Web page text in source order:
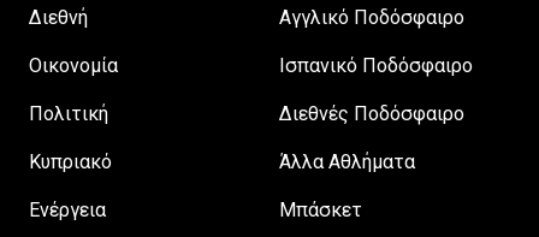
Διεθνή
Οικονομία
Πολιτική
Κυπριακό
Ενέργεια
Αγγλικό Ποδόσφαιρο
Ισπανικό Ποδόσφαιρο
Διεθνές Ποδόσφαιρο
Άλλα Αθλήματα
Μπάσκετ